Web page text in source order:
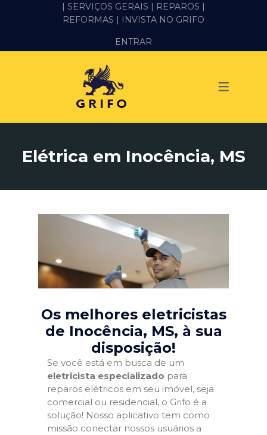
ALVENARIA E PEDREIRO
IMPERMEABILIZAÇÃO
REFORMA
| SERVIÇOS GERAIS | REPAROS |
REFORMAS | INVISTA NO GRIFO
ENTRAR
Elétrica em Inocência, MS
Os melhores eletricistas
de Inocência, MS, à sua
disposição!
Se você está em busca de um
eletricista especializado para
reparos elétricos em seu imóvel, seja
comercial ou residencial, o Grifo é a
solução! Nosso aplicativo tem como
missão conectar nossos usuários a